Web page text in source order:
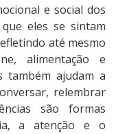
e social dos
eles se sintam
até mesmo
alimentação e
também ajudam a
relembrar
são formas
a atenção e o